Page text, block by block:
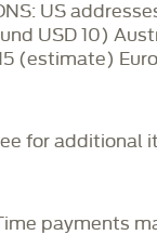
US
USD 10)
(estimate)
for additional
payments